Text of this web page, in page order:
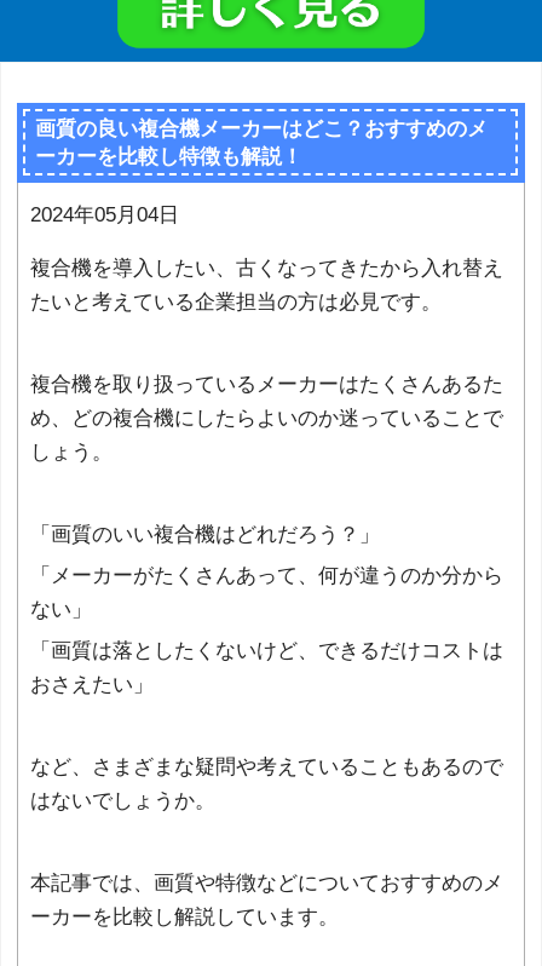
画質の良い複合機メーカーはどこ？おすすめのメ
ーカーを比較し特徴も解説！
2024年05月04日
複合機を導入したい、古くなってきたから入れ替え
たいと考えている企業担当の方は必見です。
複合機を取り扱っているメーカーはたくさんあるた
め、どの複合機にしたらよいのか迷っていることで
しょう。
「画質のいい複合機はどれだろう？」
「メーカーがたくさんあって、何が違うのか分から
ない」
「画質は落としたくないけど、できるだけコストは
おさえたい」
など、さまざまな疑問や考えていることもあるので
はないでしょうか。
本記事では、画質や特徴などについておすすめのメ
ーカーを比較し解説しています。